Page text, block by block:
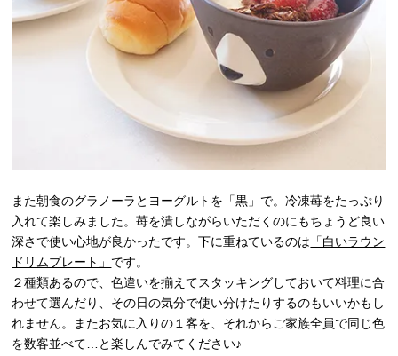
また朝食のグラノーラとヨーグルトを「黒」で。冷凍苺をたっぷり
入れて楽しみました。苺を潰しながらいただくのにもちょうど良い
深さで使い心地が良かったです。下に重ねているのは 「白いラウン
ドリムプレート」 です。
２種類あるので、色違いを揃えてスタッキングしておいて料理に合
わせて選んだり、その日の気分で使い分けたりするのもいいかもし
れません。またお気に入りの１客を、それからご家族全員で同じ色
を数客並べて…と楽しんでみてください♪